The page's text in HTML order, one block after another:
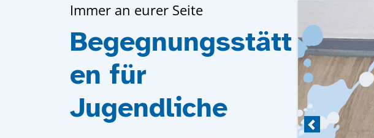
Immer an eurer Seite
Begegnungsstätt
en für
Jugendliche